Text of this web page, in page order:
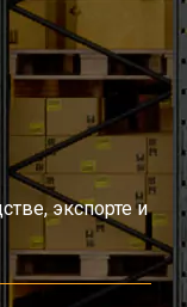
экспорте и